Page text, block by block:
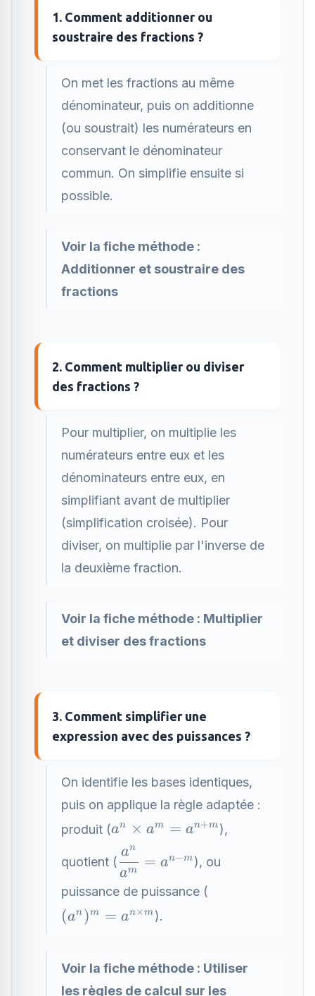
1. Comment additionner ou
soustraire des fractions ?
On met les fractions au même
dénominateur, puis on additionne
(ou soustrait) les numérateurs en
conservant le dénominateur
commun. On simplifie ensuite si
possible.
Voir la fiche méthode :
Additionner et soustraire des
fractions
2. Comment multiplier ou diviser
des fractions ?
Pour multiplier, on multiplie les
numérateurs entre eux et les
dénominateurs entre eux, en
simplifiant avant de multiplier
(simplification croisée). Pour
diviser, on multiplie par l'inverse de
la deuxième fraction.
Voir la fiche méthode : Multiplier
et diviser des fractions
3. Comment simplifier une
expression avec des puissances ?
On identifie les bases identiques,
puis on applique la règle adaptée :
produit (a^n
\times
a^m =
a^{n+m}
an × am = an+m ),
quotient ( \dfrac{a^n}
{a^m} =
a^{n-m}
am
an
= an−m ), ou
puissance de puissance (
(a^n)^m
m}
(an )m = an×m ).
Voir la fiche méthode : Utiliser
les règles de calcul sur les